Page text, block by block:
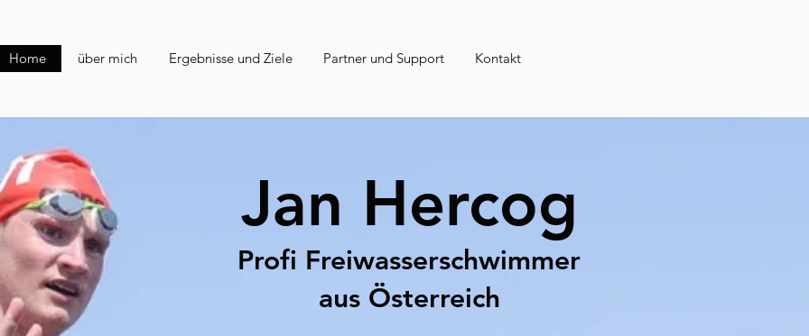
Home über mich Ergebnisse und Ziele Partner und Support Kontakt
Jan Hercog
Profi Freiwasserschwimmer
aus Österreich